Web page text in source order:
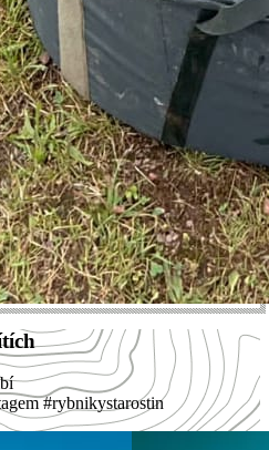
#rybnikystarostin